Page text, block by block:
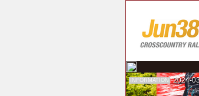
INFORMATION 2024-